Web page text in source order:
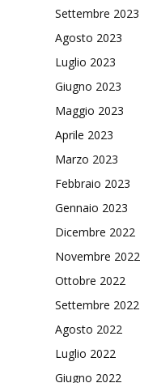
Settembre 2023
Agosto 2023
Luglio 2023
Giugno 2023
Maggio 2023
Aprile 2023
Marzo 2023
Febbraio 2023
Gennaio 2023
Dicembre 2022
Novembre 2022
Ottobre 2022
Settembre 2022
Agosto 2022
Luglio 2022
Giugno 2022